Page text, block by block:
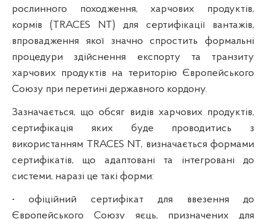
рослинного походження, харчових продуктів,
кормів (TRACES NT) для сертифікації вантажів,
впровадження якої значно спростить формальні
процедури здійснення експорту та транзиту
харчових продуктів на територію Європейського
Союзу при перетині державного кордону.
Зазначається, що обсяг видів харчових продуктів,
сертифікація яких буде проводитись з
використанням TRACES NT, визначається формами
сертифікатів, що адаптовані та інтегровані до
системи, наразі це такі форми:
• офіційний сертифікат для ввезення до
Європейського Союзу яєць, призначених для